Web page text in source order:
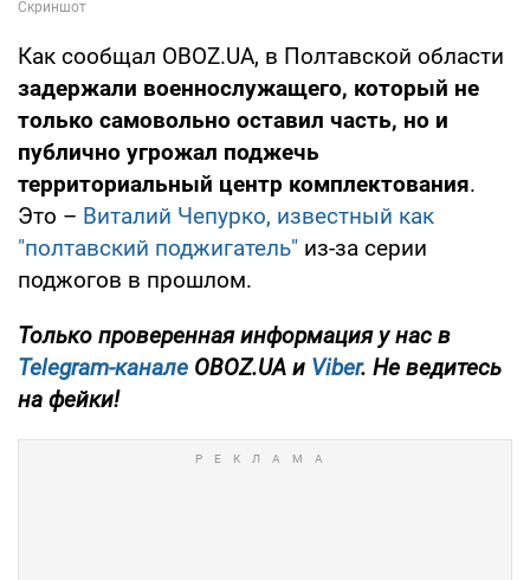
Как сообщал OBOZ.UA, в Полтавской области
задержали военнослужащего, который не
только самовольно оставил часть, но и
публично угрожал поджечь
территориальный центр комплектования.
Это – Виталий Чепурко, известный как
"полтавский поджигатель" из-за серии
поджогов в прошлом.
Только проверенная информация у нас в
Telegram-канале OBOZ.UA и Viber. Не ведитесь
на фейки!